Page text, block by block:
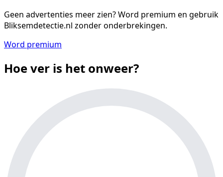
Geen advertenties meer zien?Word premium en gebruik
Bliksemdetectie.nl zonder onderbrekingen.
Word premium
Hoe ver is het onweer?